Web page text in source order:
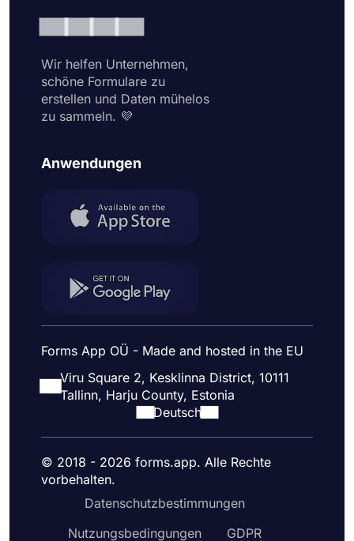
Wir helfen Unternehmen,
schöne Formulare zu
erstellen und Daten mühelos
zu sammeln. 💜
Anwendungen
Forms App OÜ - Made and hosted in the EU
Viru Square 2, Kesklinna District, 10111
Tallinn, Harju County, Estonia
Deutsch
© 2018 - 2026 forms.app. Alle Rechte
vorbehalten.
Datenschutzbestimmungen
Nutzungsbedingungen
GDPR